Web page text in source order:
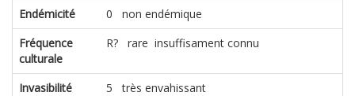
Endémicité
0 non endémique
Fréquence
culturale
R? rare insuffisament connu
Invasibilité 5 très envahissant